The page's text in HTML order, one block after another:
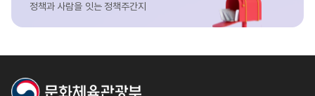
정책과 사람을 잇는 정책주간지